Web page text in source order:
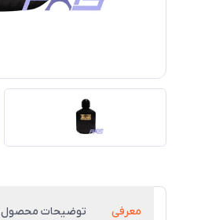
معرفی توضیحات محصول